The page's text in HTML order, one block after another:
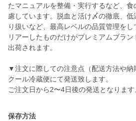
たマニュアルを整備・実行するなど、
慮しています。脱血と活け〆の徹底、
り扱いなど、最高レベルの品質管理を
リアーしたものだけがプレミアムブラ
出荷されます。
▼注文に際しての注意点（配送方法や納
クール冷蔵便にて発送致します。
ご注文日から2〜4日後の発送となります
保存方法